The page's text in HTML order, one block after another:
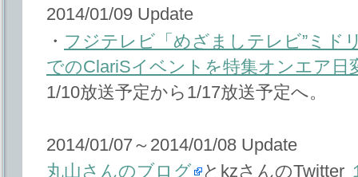
2014/01/09 Update
・ フジテレビ「めざましテレビ”ミド
でのClariSイベントを特集オンエア日
1/10放送予定から1/17放送予定へ。
2014/01/07～2014/01/08 Update
丸山さんのブログ
とkzさんのTwitter